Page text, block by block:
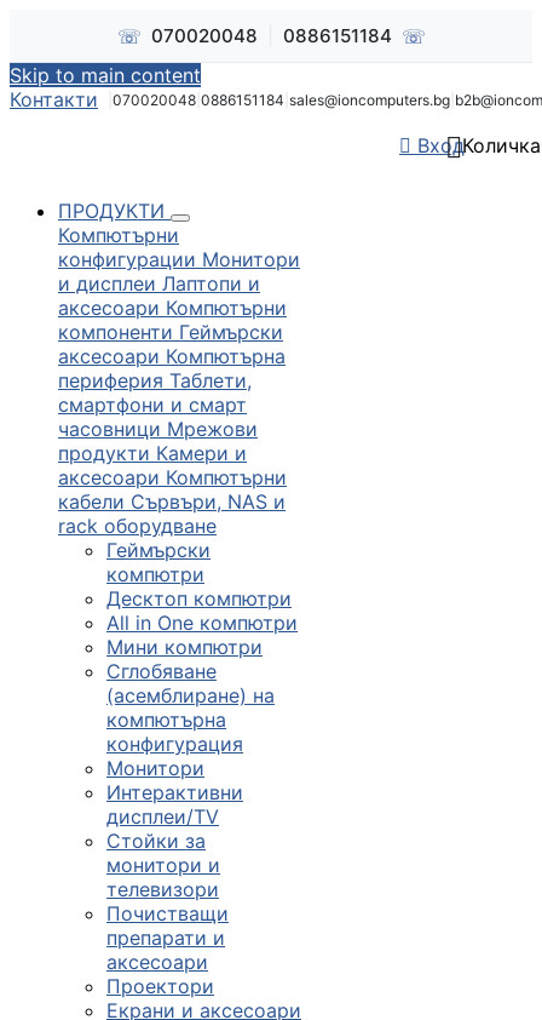
☏ 070020048 0886151184 ☏
Skip to main content
Контакти
070020048 0886151184 sales@ioncomputers.bg
 Вход
Количка
ПРОДУКТИ
Компютърни
конфигурации Монитори
и дисплеи Лаптопи и
аксесоари Компютърни
компоненти Геймърски
аксесоари Компютърна
периферия Таблети,
смартфони и смарт
часовници Мрежови
продукти Камери и
аксесоари Компютърни
кабели Сървъри, NAS и
rack оборудване
Геймърски
компютри
Десктоп компютри
All in One компютри
Мини компютри
Сглобяване
(асемблиране) на
компютърна
конфигурация
Монитори
Интерактивни
дисплеи/TV
Стойки за
монитори и
телевизори
Почистващи
препарати и
аксесоари
Проектори
Екрани и аксесоари